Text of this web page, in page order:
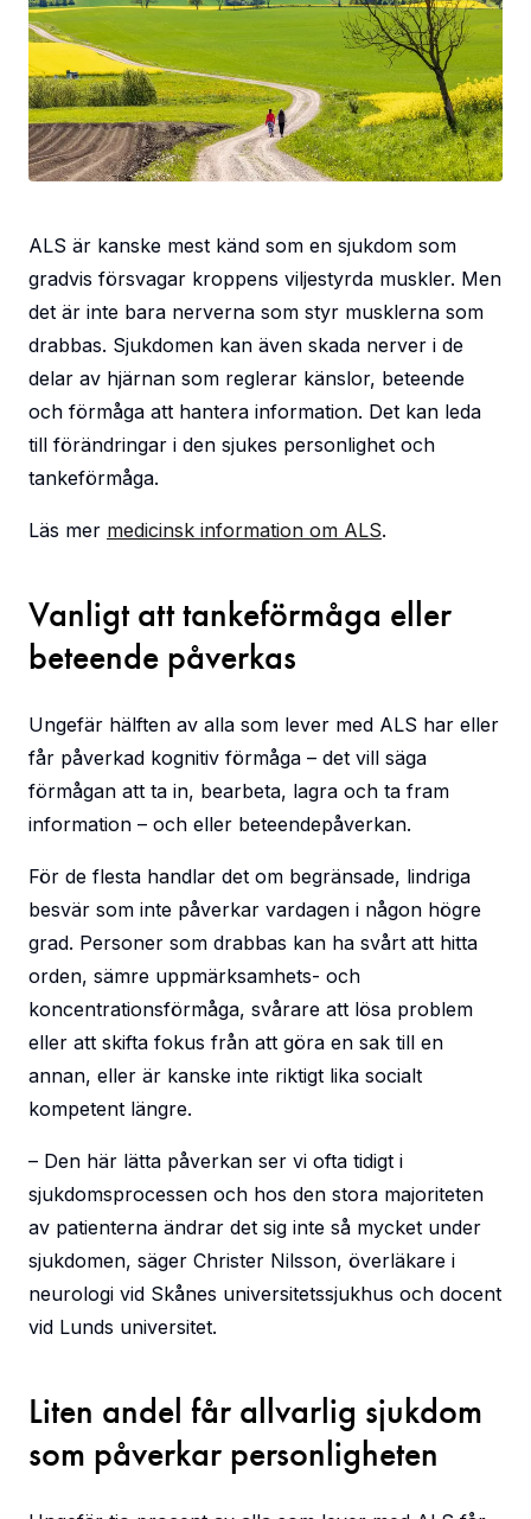
ALS är kanske mest känd som en sjukdom som
gradvis försvagar kroppens viljestyrda muskler. Men
det är inte bara nerverna som styr musklerna som
drabbas. Sjukdomen kan även skada nerver i de
delar av hjärnan som reglerar känslor, beteende
och förmåga att hantera information. Det kan leda
till förändringar i den sjukes personlighet och
tankeförmåga.
Läs mer medicinsk information om ALS.
Vanligt att tankeförmåga eller
beteende påverkas
Ungefär hälften av alla som lever med ALS har eller
får påverkad kognitiv förmåga – det vill säga
förmågan att ta in, bearbeta, lagra och ta fram
information – och eller beteendepåverkan.
För de flesta handlar det om begränsade, lindriga
besvär som inte påverkar vardagen i någon högre
grad. Personer som drabbas kan ha svårt att hitta
orden, sämre uppmärksamhets- och
koncentrationsförmåga, svårare att lösa problem
eller att skifta fokus från att göra en sak till en
annan, eller är kanske inte riktigt lika socialt
kompetent längre.
– Den här lätta påverkan ser vi ofta tidigt i
sjukdomsprocessen och hos den stora majoriteten
av patienterna ändrar det sig inte så mycket under
sjukdomen, säger Christer Nilsson, överläkare i
neurologi vid Skånes universitetssjukhus och docent
vid Lunds universitet.
Liten andel får allvarlig sjukdom
som påverkar personligheten